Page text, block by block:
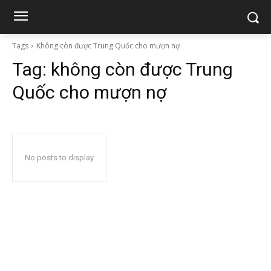
Tags Không còn được Trung Quốc cho mượn nợ
Tag: không còn được Trung
Quốc cho mượn nợ
No posts to display